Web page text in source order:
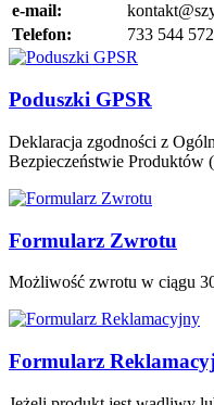
e-mail:
Telefon:
733 544 572
Poduszki GPSR
Deklaracja zgodności z
Bezpieczeństwie Produktów
Formularz Zwrotu
Możliwość zwrotu w ciągu
Formularz